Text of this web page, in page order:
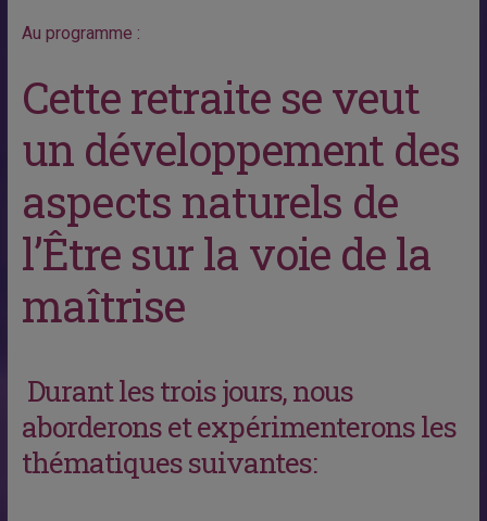
Au programme :
Cette retraite se veut
un développement des
aspects naturels de
l’Être sur la voie de la
maîtrise
Durant les trois jours, nous
aborderons et expérimenterons les
thématiques suivantes: